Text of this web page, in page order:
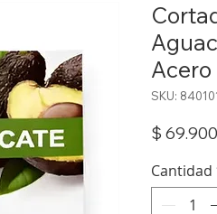
SKU:
$ 69.900
Cantidad